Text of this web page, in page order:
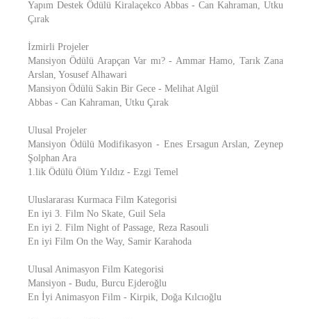
Yapım Destek Ödülü Kiralaçekco Abbas - Can Kahraman, Utku
Çırak
İzmirli Projeler
Mansiyon Ödülü Arapçan Var mı? - Ammar Hamo, Tarık Zana
Arslan, Yosusef Alhawari
Mansiyon Ödülü Sakin Bir Gece - Melihat Algül
Abbas - Can Kahraman, Utku Çırak
Ulusal Projeler
Mansiyon Ödülü Modifikasyon - Enes Ersagun Arslan, Zeynep
Şolphan Ara
1.lik Ödülü Ölüm Yıldız - Ezgi Temel
Uluslararası Kurmaca Film Kategorisi
En iyi 3. Film No Skate, Guil Sela
En iyi 2. Film Night of Passage, Reza Rasouli
En iyi Film On the Way, Samir Karahoda
Ulusal Animasyon Film Kategorisi
Mansiyon - Budu, Burcu Ejderoğlu
En İyi Animasyon Film - Kirpik, Doğa Kılcıoğlu